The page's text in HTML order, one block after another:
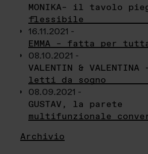
MONIKA– il tavolo
flessibile
16.11.2021 -
EMMA – fatta per
08.10.2021 -
VALENTIN & VALENTINA
letti da sogno
08.09.2021 -
GUSTAV, la parete
multifunzionale
Archivio